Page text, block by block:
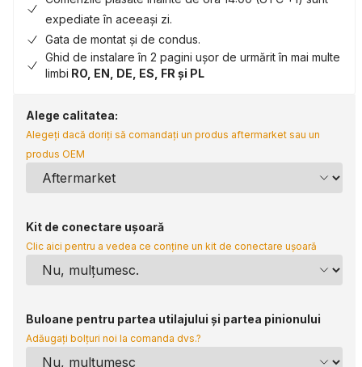
expediate în aceeași zi.
Gata de montat și de condus.
Ghid de instalare în 2 pagini ușor de urmărit în mai multe
limbi RO, EN, DE, ES, FR și PL
Alege calitatea:
Alegeți dacă doriți să comandați un produs aftermarket sau un
produs OEM
Kit de conectare ușoară
Clic aici pentru a vedea ce conține un kit de conectare ușoară
Buloane pentru partea utilajului și partea pinionului
Adăugați bolțuri noi la comanda dvs.?